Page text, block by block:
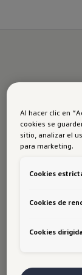
*
Al hacer clic en
cookies se
sitio, analizar el
para marketing.
Cookies
Cookies de
Cookies